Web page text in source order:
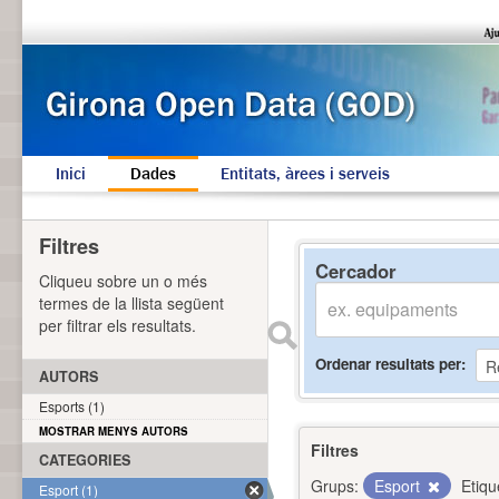
Inici Dades Entitats, àrees i serveis
Cercador
Ordenar resultats per
Filtres
Grups:
Esport
Filtres
Cliqueu sobre un o més
termes de la llista següent
per filtrar els resultats.
AUTORS
Esports (1)
MOSTRAR MENYS AUTORS
CATEGORIES
Esport (1)